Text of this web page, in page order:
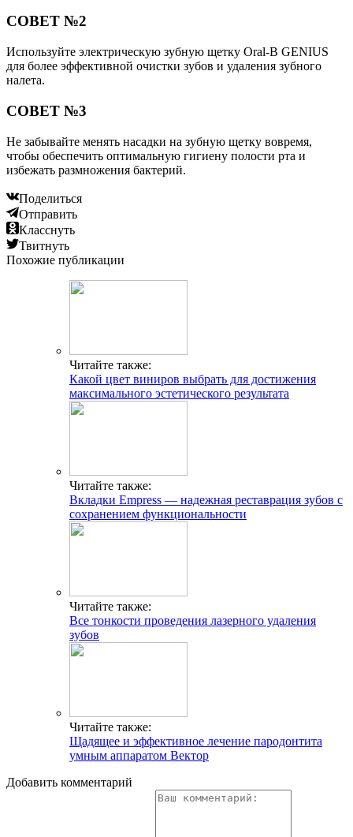
СОВЕТ №2
Используйте электрическую зубную щетку Oral-B GENIUS
для более эффективной очистки зубов и удаления зубного
налета.
СОВЕТ №3
Не забывайте менять насадки на зубную щетку вовремя,
чтобы обеспечить оптимальную гигиену полости рта и
избежать размножения бактерий.
Поделиться
Отправить
Класснуть
Твитнуть
Похожие публикации
Читайте также:
Какой цвет виниров выбрать для достижения
максимального эстетического результата
Читайте также:
Вкладки Empress ― надежная реставрация зубов с
сохранением функциональности
Читайте также:
Все тонкости проведения лазерного удаления
зубов
Читайте также:
Щадящее и эффективное лечение пародонтита
умным аппаратом Вектор
Добавить комментарий